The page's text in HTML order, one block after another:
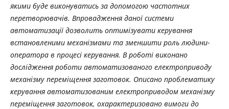
якими буде виконуватись за допомогою частотних
перетворювачів. Впровадження даної системи
автоматизації дозволить оптимізувати керування
встановленими механізмами та зменшити роль людини-
оператора в процесі керування. В роботі виконано
дослідження роботи автоматизованого електроприводу
механізму переміщення заготовок. Описано проблематику
керування автоматизованим електроприводом механізму
переміщення заготовок, охарактеризовано вимоги до